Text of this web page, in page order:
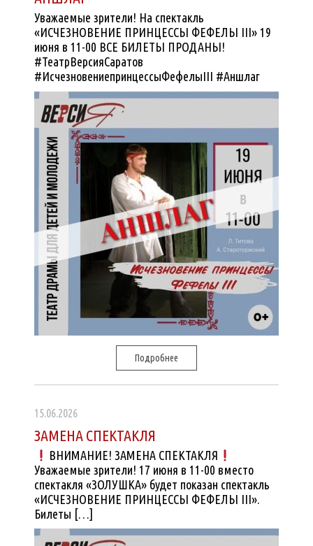
Уважаемые зрители! На спектакль
«ИСЧЕЗНОВЕНИЕ ПРИНЦЕССЫ ФЕФЕЛЫ III» 19
июня в 11-00 ВСЕ БИЛЕТЫ ПРОДАНЫ!
#ТеатрВерсияСаратов
#ИсчезновениепринцессыФефелыIII #Аншлаг
Подробнее
15.06.2026
ЗАМЕНА СПЕКТАКЛЯ
ВНИМАНИЕ! ЗАМЕНА СПЕКТАКЛЯ
Уважаемые зрители! 17 июня в 11-00 вместо
спектакля «ЗОЛУШКА» будет показан спектакль
«ИСЧЕЗНОВЕНИЕ ПРИНЦЕССЫ ФЕФЕЛЫ III».
Билеты […]